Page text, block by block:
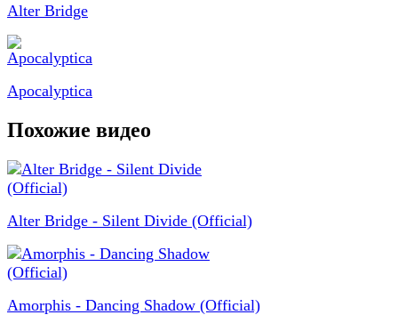
Alter Bridge
Apocalyptica
Похожие видео
Alter Bridge - Silent Divide (Official)
Amorphis - Dancing Shadow (Official)